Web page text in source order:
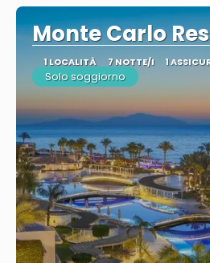
Monte Carlo
1 LOCALITÀ 7 NOTTE/I 1
Solo soggiorno